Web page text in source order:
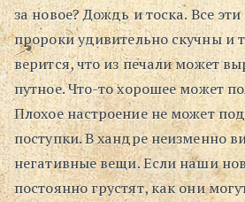
за новое? Дождь и тоска. Все
пророки удивительно скучны и
верится, что из печали может
путное. Что-то хорошее может
Плохое настроение не может
поступки. В хандре неизменно
негативные вещи. Если наши
постоянно грустят, как они